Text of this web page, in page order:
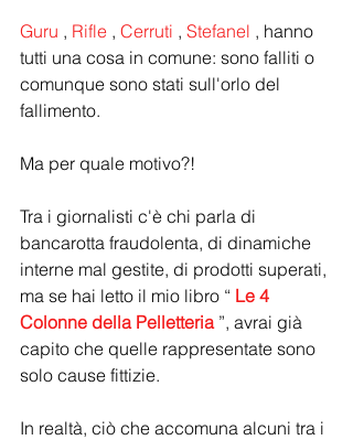
Guru , Rifle , Cerruti , Stefanel , hanno
tutti una cosa in comune: sono falliti o
comunque sono stati sull'orlo del
fallimento.
Ma per quale motivo?!
Tra i giornalisti c'è chi parla di
bancarotta fraudolenta, di dinamiche
interne mal gestite, di prodotti superati,
ma se hai letto il mio libro “ Le 4
Colonne della Pelletteria ”, avrai già
capito che quelle rappresentate sono
solo cause fittizie.
In realtà, ciò che accomuna alcuni tra i